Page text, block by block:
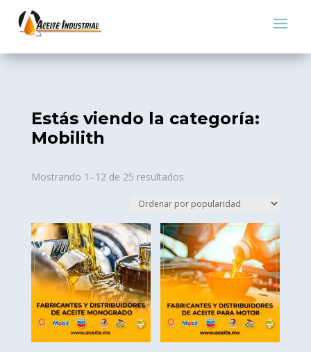
Estás viendo la categoría:
Mobilith
Mostrando 1–12 de 25 resultadosSorted
popularity